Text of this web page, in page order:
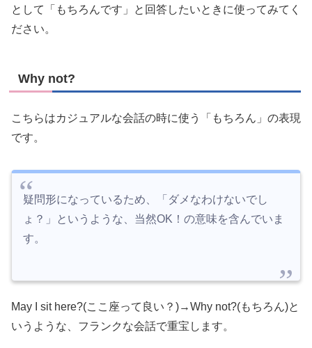
として「もちろんです」と回答したいときに使ってみてく
ださい。
Why not?
こちらはカジュアルな会話の時に使う「もちろん」の表現
です。
疑問形になっているため、「ダメなわけないでし
ょ？」というような、当然OK！の意味を含んでいま
す。
May I sit here?(ここ座って良い？)→Why not?(もちろん)と
いうような、フランクな会話で重宝します。